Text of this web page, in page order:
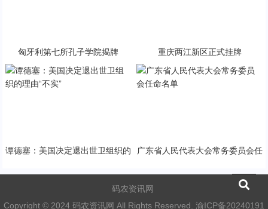
匈牙利第七所孔子学院揭牌 重庆两江新区正式挂牌
谭德塞：美国决定退出世卫组织的
广东省人民代表大会常务委员会任
码农资讯网
Copyright © 2024 码农资讯网 All Rights Reserved. 渝ICP备20240191